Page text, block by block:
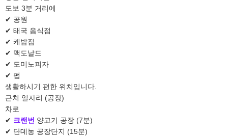
도보 3분 거리에
✔ 공원
✔ 태국 음식점
✔ 케밥집
✔ 맥도날드
✔ 도미노피자
✔ 펍
생활하시기 편한 위치입니다.
근처 일자리 (공장)
차로
✔ 크랜번 양고기 공장 (7분)
✔ 단데농 공장단지 (15분)